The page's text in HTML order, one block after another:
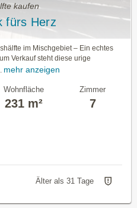
kaufen
fürs Herz
im Mischgebiet – Ein echtes
Verkauf steht diese urige
mehr anzeigen
Wohnfläche
231 m²
Zimmer
7
Älter als 31 Tage